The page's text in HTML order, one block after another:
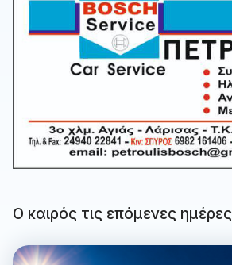
Ο καιρός τις επόμενες ημέρες